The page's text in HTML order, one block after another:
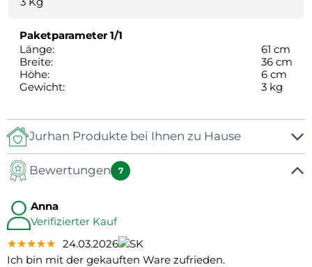
Paketparameter1/1
Länge:
61 cm
Breite:
36 cm
Höhe:
6 cm
Gewicht:
3 kg
Jurhan Produkte bei Ihnen zu Hause
Bewertungen 7
Anna
Verifizierter Kauf
★★★★★
★★★★★
★★★★★ 24.03.2026
Ich bin mit der gekauften Ware zufrieden.